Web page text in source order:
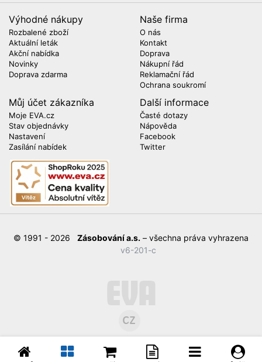
Výhodné nákupy
Rozbalené zboží
Aktuální leták
Akční nabídka
Novinky
Doprava zdarma
Naše firma
O nás
Kontakt
Doprava
Nákupní řád
Reklamační řád
Ochrana soukromí
Můj účet zákazníka
Moje EVA.cz
Stav objednávky
Nastavení
Zasílání nabídek
Další informace
Časté dotazy
Nápověda
Facebook
Twitter
© 1991 - 2026 Zásobování a.s. – všechna práva vyhrazena
v6-201-c